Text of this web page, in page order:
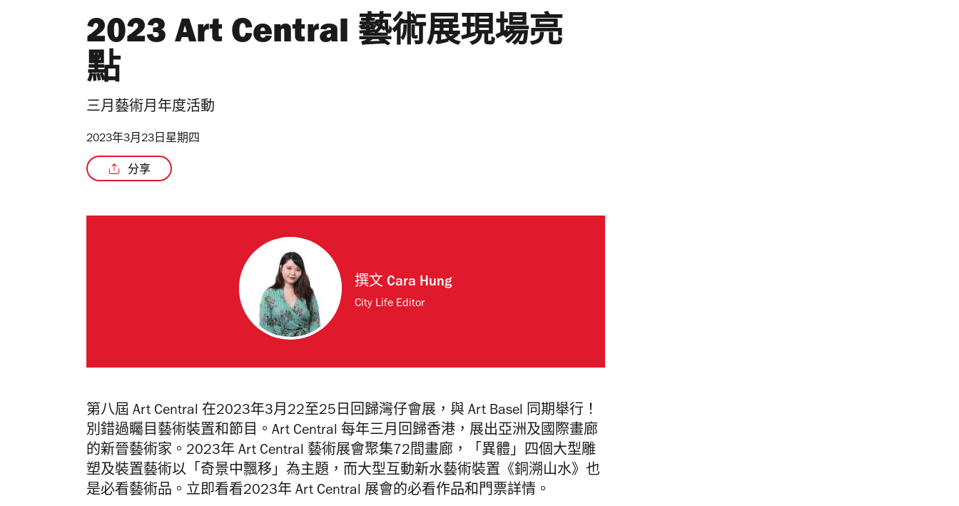
2023 Art Central 藝術展現場亮
點
三月藝術月年度活動
2023年3月23日星期四
分享
撰文Cara Hung
City Life Editor
第八屆 Art Central 在2023年3月22至25日回歸灣仔會展，與 Art Basel 同期舉行！
別錯過矚目藝術裝置和節目。Art Central 每年三月回歸香港，展出亞洲及國際畫廊
的新晉藝術家。2023年 Art Central 藝術展會聚集72間畫廊，「異體」四個大型雕
塑及裝置藝術以「奇景中飄移」為主題，而大型互動新水藝術裝置《銅溯山水》也
是必看藝術品。立即看看2023年 Art Central 展會的必看作品和門票詳情。